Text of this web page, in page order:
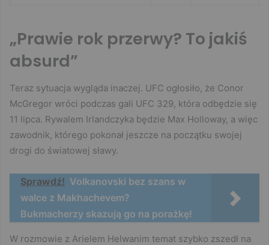
„Prawie rok przerwy? To jakiś
absurd”
Teraz sytuacja wygląda inaczej. UFC ogłosiło, że Conor
McGregor wróci podczas gali UFC 329, która odbędzie się
11 lipca. Rywalem Irlandczyka będzie Max Holloway, a więc
zawodnik, którego pokonał jeszcze na początku swojej
drogi do światowej sławy.
Sprawdź! Volkanovski bez szans w
walce z Makhachevem?
Bukmacherzy skazują go na porażkę!
W rozmowie z Arielem Helwanim temat szybko zszedł na